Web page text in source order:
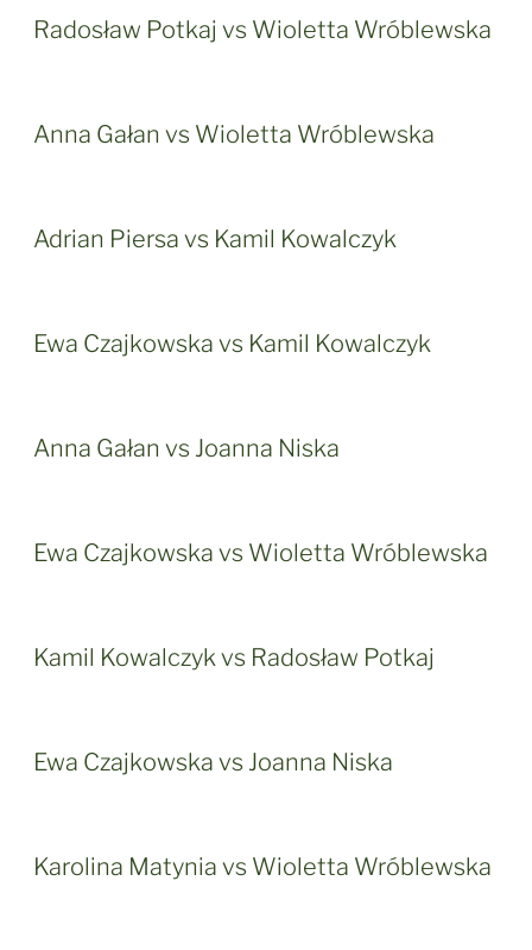
Radosław Potkaj vs Wioletta Wróblewska
Anna Gałan vs Wioletta Wróblewska
Adrian Piersa vs Kamil Kowalczyk
Ewa Czajkowska vs Kamil Kowalczyk
Anna Gałan vs Joanna Niska
Ewa Czajkowska vs Wioletta Wróblewska
Kamil Kowalczyk vs Radosław Potkaj
Ewa Czajkowska vs Joanna Niska
Karolina Matynia vs Wioletta Wróblewska